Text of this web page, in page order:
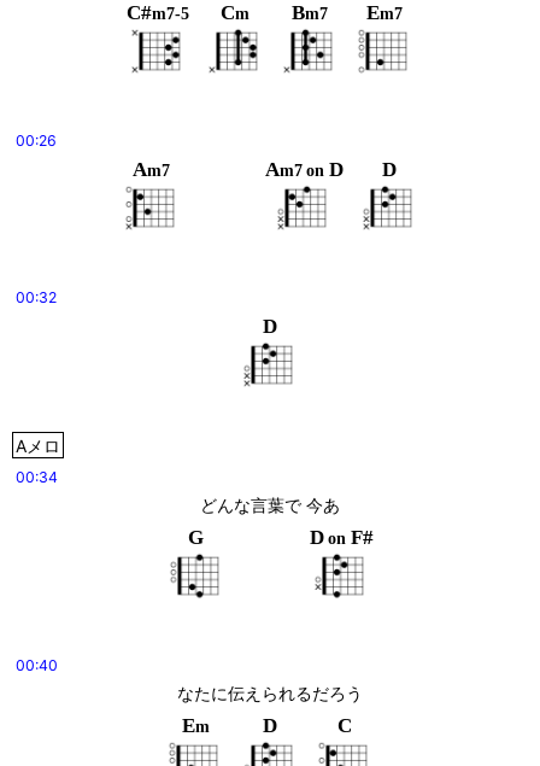
C#m7-5 Cm Bm7 Em7
00:26
Am7 Am7 on D D
00:32
D
Aメロ
00:34
どんな言葉で 今あ
G D on F#
00:40
なたに伝えられるだろう
Em D C